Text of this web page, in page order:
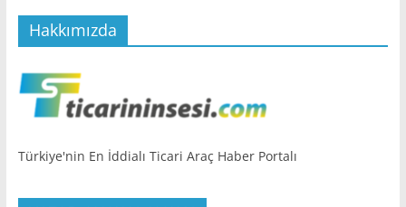
Hakkımızda
Türkiye'nin En İddialı Ticari Araç Haber Portalı